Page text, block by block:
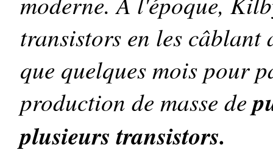
transistors en les
que quelques mois pour
production de masse de
plusieurs transistors.